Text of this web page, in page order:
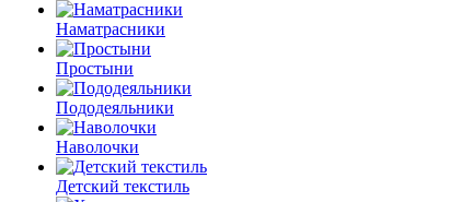
Наматрасники
Простыни
Пододеяльники
Наволочки
Детский текстиль